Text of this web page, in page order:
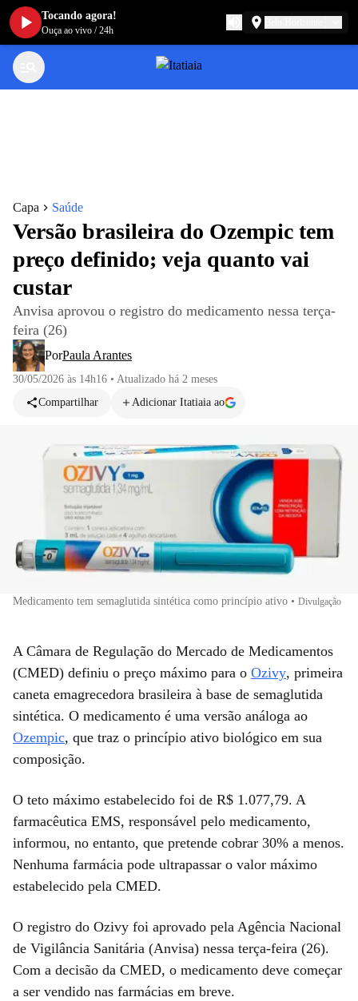
Capa Saúde
Versão brasileira do Ozempic tem
preço definido; veja quanto vai
custar
Anvisa aprovou o registro do medicamento nessa terça-
feira (26)
PorPaula Arantes
30/05/2026 às 14h16 • Atualizado há 2 meses
Compartilhar
Adicionar Itatiaia ao
Medicamento tem semaglutida sintética como princípio ativo • Divulgação
A Câmara de Regulação do Mercado de Medicamentos
(CMED) definiu o preço máximo para o Ozivy, primeira
caneta emagrecedora brasileira à base de semaglutida
sintética. O medicamento é uma versão análoga ao
Ozempic, que traz o princípio ativo biológico em sua
composição.
O teto máximo estabelecido foi de R$ 1.077,79. A
farmacêutica EMS, responsável pelo medicamento,
informou, no entanto, que pretende cobrar 30% a menos.
Nenhuma farmácia pode ultrapassar o valor máximo
estabelecido pela CMED.
O registro do Ozivy foi aprovado pela Agência Nacional
de Vigilância Sanitária (Anvisa) nessa terça-feira (26).
Com a decisão da CMED, o medicamento deve começar
a ser vendido nas farmácias em breve.
Tocando agora!
Ouça ao vivo /24h